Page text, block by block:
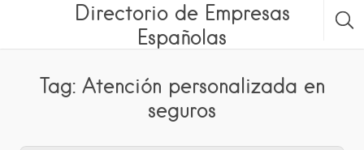
Directorio de Empresas
Españolas
Tag: Atención personalizada en
seguros